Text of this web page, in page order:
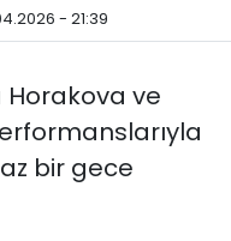
- 21:39
Horakova ve
bir gece